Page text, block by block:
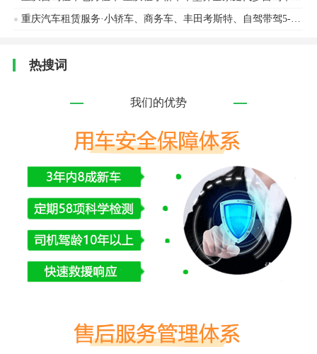
重庆汽车租赁服务·小轿车、商务车、丰田考斯特、自驾带驾5-55座，接机接送，市内包车
热搜词
我们的优势